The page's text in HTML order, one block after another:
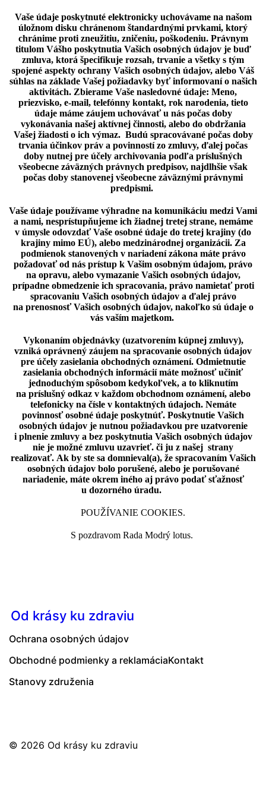
Vaše údaje poskytnuté elektronicky uchovávame na našom
úložnom disku chránenom štandardnými prvkami, ktorý
chránime proti zneužitiu, zničeniu, poškodeniu. Právnym
titulom Vášho poskytnutia Vašich osobných údajov je buď
zmluva, ktorá špecifikuje rozsah, trvanie a všetky s tým
spojené aspekty ochrany Vašich osobných údajov, alebo Váš
súhlas na základe Vašej požiadavky byť informovaní o našich
aktivitách. Zbierame Vaše nasledovné údaje: Meno,
priezvisko, e-mail, telefónny kontakt, rok narodenia, tieto
údaje máme záujem uchovávať u nás počas doby
vykonávania našej aktívnej činnosti, alebo do obdržania
Vašej žiadosti o ich výmaz. Budú spracovávané počas doby
trvania účinkov práv a povinností zo zmluvy, ďalej počas
doby nutnej pre účely archivovania podľa príslušných
všeobecne záväzných právnych predpisov, najdlhšie však
počas doby stanovenej všeobecne záväznými právnymi
predpismi.
Vaše údaje používame výhradne na komunikáciu medzi Vami
a nami, nesprístupňujeme ich žiadnej tretej strane, nemáme
v úmysle odovzdať Vaše osobné údaje do tretej krajiny (do
krajiny mimo EÚ), alebo medzinárodnej organizácii. Za
podmienok stanovených v nariadení zákona máte právo
požadovať od nás prístup k Vašim osobným údajom, právo
na opravu, alebo vymazanie Vašich osobných údajov,
prípadne obmedzenie ich spracovania, právo namietať proti
spracovaniu Vašich osobných údajov a ďalej právo
na prenosnosť Vašich osobných údajov, nakoľko sú údaje o
vás vaším majetkom.
Vykonaním objednávky (uzatvorením kúpnej zmluvy),
vzniká oprávnený záujem na spracovanie osobných údajov
pre účely zasielania obchodných oznámení. Odmietnutie
zasielania obchodných informácií máte možnosť učiniť
jednoduchým spôsobom kedykoľvek, a to kliknutím
na príslušný odkaz v každom obchodnom oznámení, alebo
telefonicky na čísle v kontaktných údajoch. Nemáte
povinnosť osobné údaje poskytnúť. Poskytnutie Vašich
osobných údajov je nutnou požiadavkou pre uzatvorenie
i plnenie zmluvy a bez poskytnutia Vašich osobných údajov
nie je možné zmluvu uzavrieť. či ju z našej strany
realizovať. Ak by ste sa domnieval(a), že spracovaním Vašich
osobných údajov bolo porušené, alebo je porušované
nariadenie, máte okrem iného aj právo podať sťažnosť
u dozorného úradu.
POUŽÍVANIE COOKIES.
S pozdravom Rada Modrý lotus.
Od krásy ku zdraviu
Ochrana osobných údajov
Obchodné podmienky a reklamáciaKontakt
Stanovy združenia
© 2026 Od krásy ku zdraviu